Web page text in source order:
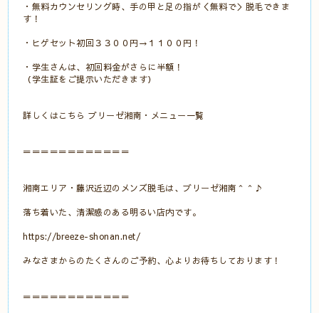
・無料カウンセリング時、手の甲と足の指が＜無料で＞脱毛できま
す！
・ヒゲセット初回３３００円→１１００円！
・学生さんは、初回料金がさらに半額！
（学生証をご提示いただきます）
詳しくはこちらブリーゼ湘南・メニュー一覧
＝＝＝＝＝＝＝＝＝＝＝＝
湘南エリア・藤沢近辺のメンズ脱毛は、ブリーゼ湘南＾＾♪
落ち着いた、清潔感のある明るい店内です。
https://breeze-shonan.net/
みなさまからのたくさんのご予約、心よりお待ちしております！
＝＝＝＝＝＝＝＝＝＝＝＝